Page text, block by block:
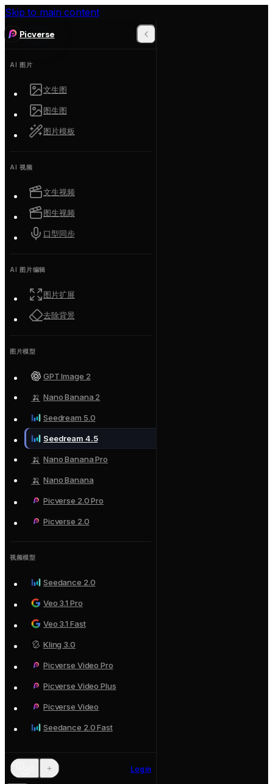
Skip to main content
Picverse
AI 图片
文生图
图生图
图片模板
AI 视频
文生视频
图生视频
口型同步
AI 图片编辑
图片扩展
去除背景
图片模型
GPT Image 2
🍌 Nano Banana 2
Seedream 5.0
Seedream 4.5
🍌 Nano Banana Pro
🍌 Nano Banana
Picverse 2.0 Pro
Picverse 2.0
视频模型
Seedance 2.0
Veo 3.1 Pro
Veo 3.1 Fast
Kling 3.0
Picverse Video Pro
Picverse Video Plus
Picverse Video
Seedance 2.0 Fast
+ Login